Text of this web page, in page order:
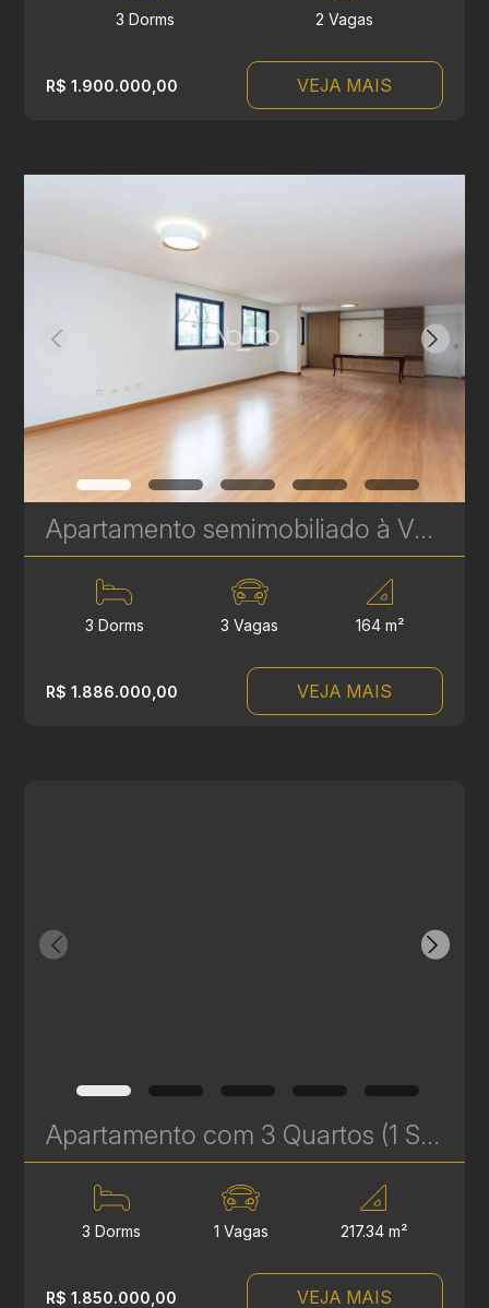
3 Dorms 2 Vagas
R$ 1.900.000,00 VEJA MAIS
Apartamento semimobiliado à Venda no Bigorrilho – 164 m², 3 Suítes e 3 Vagas de Garagem | Ref. 584
3 Dorms 3 Vagas 164 m²
R$ 1.886.000,00 VEJA MAIS
Apartamento com 3 Quartos (1 Suíte) à Venda no Batel - 217 m² - Amplo e Bem Localizado | Ref. 680
3 Dorms 1 Vagas 217.34 m²
R$ 1.850.000,00 VEJA MAIS